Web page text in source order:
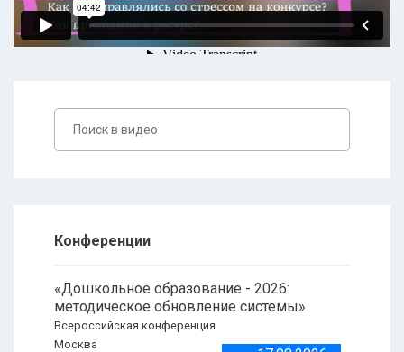
Конференции
«Дошкольное образование - 2026:
методическое обновление системы»
Всероссийская конференция
Москва